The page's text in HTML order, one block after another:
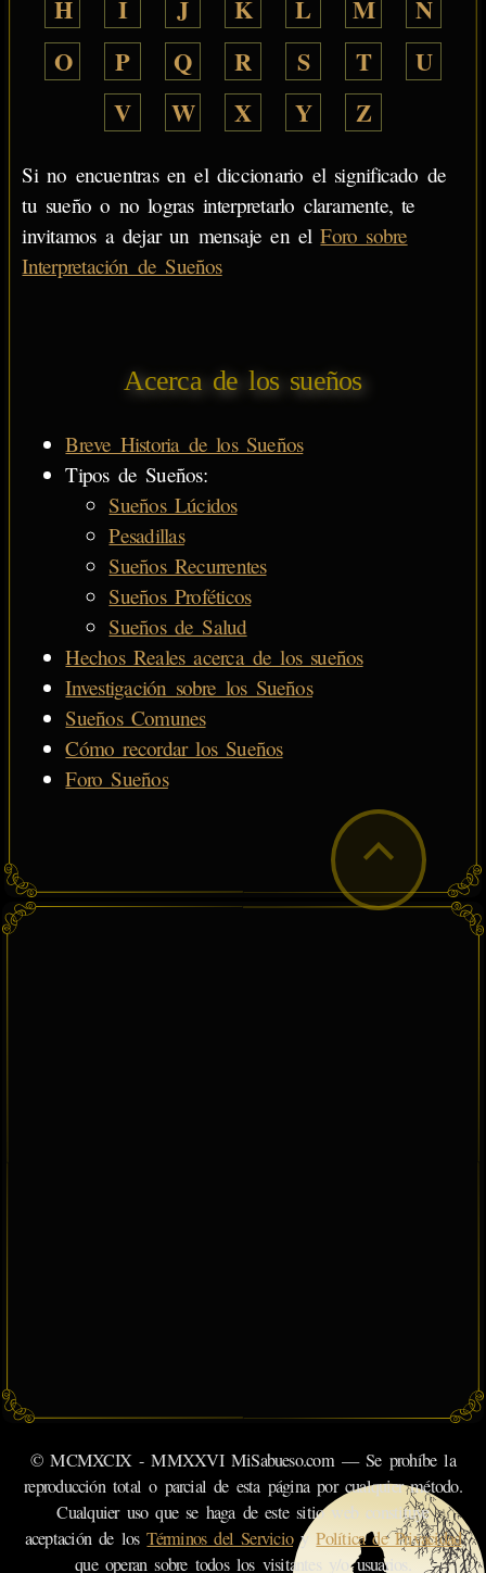
H
I J K L M
N
O
P Q R S T
U
V
W X Y Z
Si no encuentras en el diccionario el significado de
tu sueño o no logras interpretarlo claramente, te
invitamos a dejar un mensaje en elForo sobre
Interpretación de Sueños
Acerca de los sueños
Breve Historia de los Sueños
Tipos de Sueños:
Sueños Lúcidos
Pesadillas
Sueños Recurrentes
Sueños Proféticos
Sueños de Salud
Hechos Reales acerca de los sueños
Investigación sobre los Sueños
Sueños Comunes
Cómo recordar los Sueños
Foro Sueños
© MCMXCIX - MMXXVI MiSabueso.com — Se prohíbe la
reproducción total o parcial de esta página por cualquier método.
Cualquier uso que se haga de este sitio web constituye
aceptación de losTérminos del ServicioyPolítica de Privacidad
que operan sobre todos los visitantes y/o usuarios.